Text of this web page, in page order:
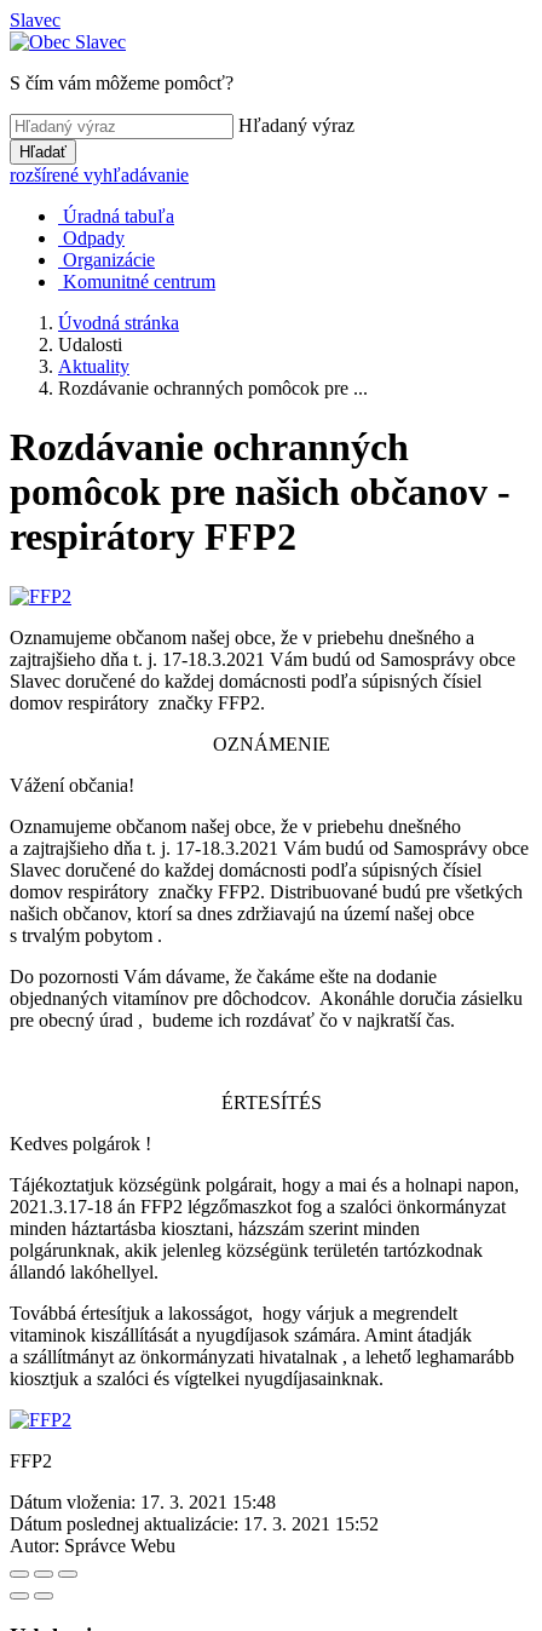
Slavec
S čím vám môžeme pomôcť?
Hľadaný výraz
Hľadať
rozšírené vyhľadávanie
Úradná tabuľa
Odpady
Organizácie
Komunitné centrum
Úvodná stránka
Udalosti
Aktuality
Rozdávanie ochranných pomôcok pre ...
Rozdávanie ochranných
pomôcok pre našich občanov -
respirátory FFP2
Oznamujeme občanom našej obce, že v priebehu dnešného a
zajtrajšieho dňa t. j. 17-18.3.2021 Vám budú od Samosprávy obce
Slavec doručené do každej domácnosti podľa súpisných čísiel
domov respirátory značky FFP2.
OZNÁMENIE
Vážení občania!
Oznamujeme občanom našej obce, že v priebehu dnešného
a zajtrajšieho dňa t. j. 17-18.3.2021 Vám budú od Samosprávy obce
Slavec doručené do každej domácnosti podľa súpisných čísiel
domov respirátory značky FFP2. Distribuované budú pre všetkých
našich občanov, ktorí sa dnes zdržiavajú na území našej obce
s trvalým pobytom .
Do pozornosti Vám dávame, že čakáme ešte na dodanie
objednaných vitamínov pre dôchodcov. Akonáhle doručia zásielku
pre obecný úrad , budeme ich rozdávať čo v najkratší čas.
ÉRTESÍTÉS
Kedves polgárok !
Tájékoztatjuk községünk polgárait, hogy a mai és a holnapi napon,
2021.3.17-18 án FFP2 légzőmaszkot fog a szalóci önkormányzat
minden háztartásba kiosztani, házszám szerint minden
polgárunknak, akik jelenleg községünk területén tartózkodnak
állandó lakóhellyel.
Továbbá értesítjuk a lakosságot, hogy várjuk a megrendelt
vitaminok kiszállítását a nyugdíjasok számára. Amint átadják
a szállítmányt az önkormányzati hivatalnak , a lehető leghamarább
kiosztjuk a szalóci és vígtelkei nyugdíjasainknak.
FFP2
Dátum vloženia: 17. 3. 2021 15:48
Dátum poslednej aktualizácie: 17. 3. 2021 15:52
Autor: Správce Webu